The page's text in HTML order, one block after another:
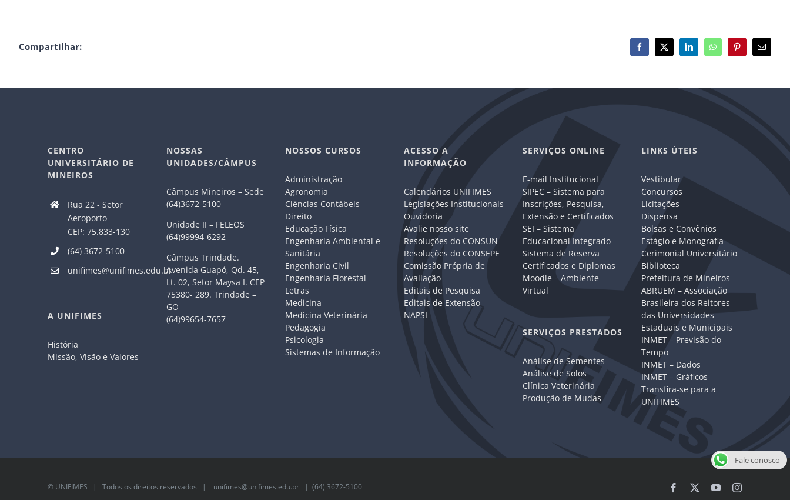
Compartilhar: Facebook
X LinkedInWhatsAppPinterest
E-
mail
CENTRO
UNIVERSITÁRIO DE
MINEIROS
Rua 22 - Setor
Aeroporto
CEP: 75.833-130
(64) 3672-5100
unifimes@unifimes.edu.br
A UNIFIMES
História
Missão, Visão e Valores
NOSSAS
UNIDADES/CÂMPUS
Câmpus Mineiros – Sede
(64)3672-5100
Unidade II – FELEOS
(64)99994-6292
Câmpus Trindade.
Avenida Guapó, Qd. 45,
Lt. 02, Setor Maysa I. CEP
75380- 289. Trindade –
GO
(64)99654-7657
NOSSOS CURSOS
Administração
Agronomia
Ciências Contábeis
Direito
Educação Física
Engenharia Ambiental e
Sanitária
Engenharia Civil
Engenharia Florestal
Letras
Medicina
Medicina Veterinária
Pedagogia
Psicologia
Sistemas de Informação
ACESSO A
INFORMAÇÃO
Calendários UNIFIMES
Legislações Institucionais
Ouvidoria
Avalie nosso site
Resoluções do CONSUN
Resoluções do CONSEPE
Comissão Própria de
Avaliação
Editais de Pesquisa
Editais de Extensão
NAPSI
SERVIÇOS ONLINE
E-mail Institucional
SIPEC – Sistema para
Inscrições, Pesquisa,
Extensão e Certificados
SEI – Sistema
Educacional Integrado
Sistema de Reserva
Certificados e Diplomas
Moodle – Ambiente
Virtual
SERVIÇOS PRESTADOS
Análise de Sementes
Análise de Solos
Clínica Veterinária
Produção de Mudas
LINKS ÚTEIS
Vestibular
Concursos
Licitações
Dispensa
Bolsas e Convênios
Estágio e Monografia
Cerimonial Universitário
Biblioteca
Prefeitura de Mineiros
ABRUEM – Associação
Brasileira dos Reitores
das Universidades
Estaduais e Municipais
INMET – Previsão do
Tempo
INMET – Dados
INMET – Gráficos
Transfira-se para a
UNIFIMES
© UNIFIMES | Todos os direitos reservados | unifimes@unifimes.edu.br | (64) 3672-5100 Facebook YouTubeInstagram
Fale conosco